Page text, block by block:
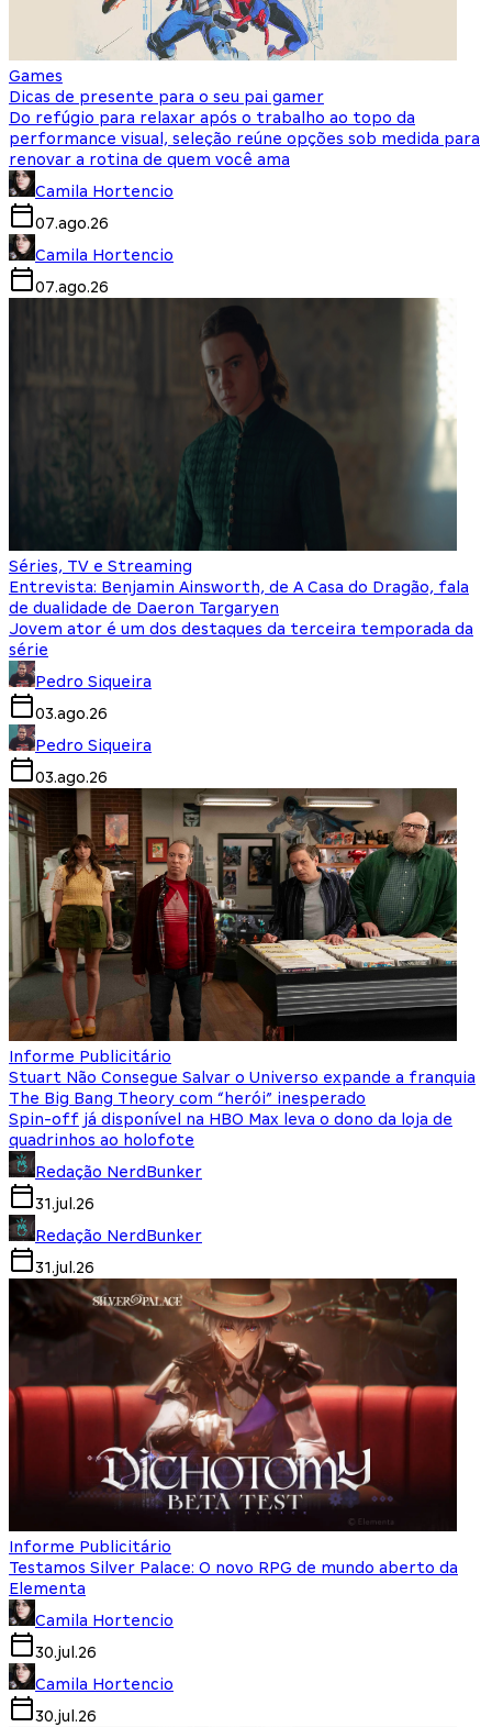
Games
Dicas de presente para o seu pai gamer
Do refúgio para relaxar após o trabalho ao topo da
performance visual, seleção reúne opções sob medida para
renovar a rotina de quem você ama
Camila Hortencio
07.ago.26
Camila Hortencio
07.ago.26
Séries, TV e Streaming
Entrevista: Benjamin Ainsworth, de A Casa do Dragão, fala
de dualidade de Daeron Targaryen
Jovem ator é um dos destaques da terceira temporada da
série
Pedro Siqueira
03.ago.26
Pedro Siqueira
03.ago.26
Informe Publicitário
Stuart Não Consegue Salvar o Universo expande a franquia
The Big Bang Theory com “herói” inesperado
Spin-off já disponível na HBO Max leva o dono da loja de
quadrinhos ao holofote
Redação NerdBunker
31.jul.26
Redação NerdBunker
31.jul.26
Informe Publicitário
Testamos Silver Palace: O novo RPG de mundo aberto da
Elementa
Camila Hortencio
30.jul.26
Camila Hortencio
30.jul.26